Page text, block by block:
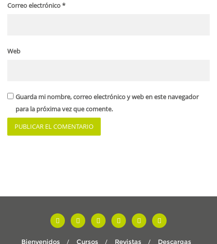
Correo electrónico*
Web
Guarda mi nombre, correo electrónico y web en este navegador
para la próxima vez que comente.
Bienvenidos Cursos Revistas Descargas